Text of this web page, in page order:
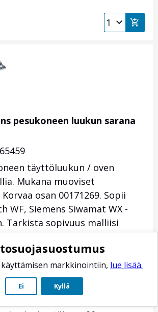
pesukoneen luukun sarana
täyttöluukun / oven
Mukana muoviset
osan 00171269. Sopii
WF, Siemens Siwamat WX -
Tarkista sopivuus malliisi
koneen mallitarran E-
etäisyys 116 mm
etäisyys 76 mm
markkinointiin, lue lisää.
Ei Kyllä